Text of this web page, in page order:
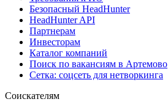
Безопасный HeadHunter
HeadHunter API
Партнерам
Инвесторам
Каталог компаний
Поиск по вакансиям в Артемово
Сетка: соцсеть для нетворкинга
Соискателям